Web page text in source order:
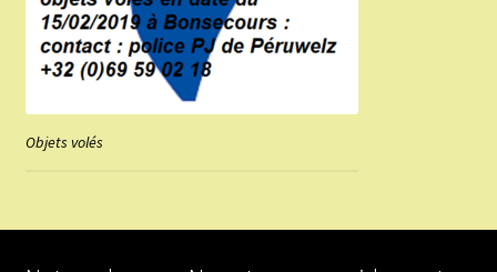
Objets volés